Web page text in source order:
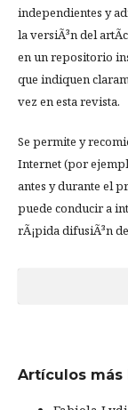
independientes y
la versiÃ³n del
en un repositorio
que indiquen
vez en esta revista.
Se permite y
Internet (por
antes y durante el
puede conducir a
rÃ¡pida difusiÃ³n
Artículos más